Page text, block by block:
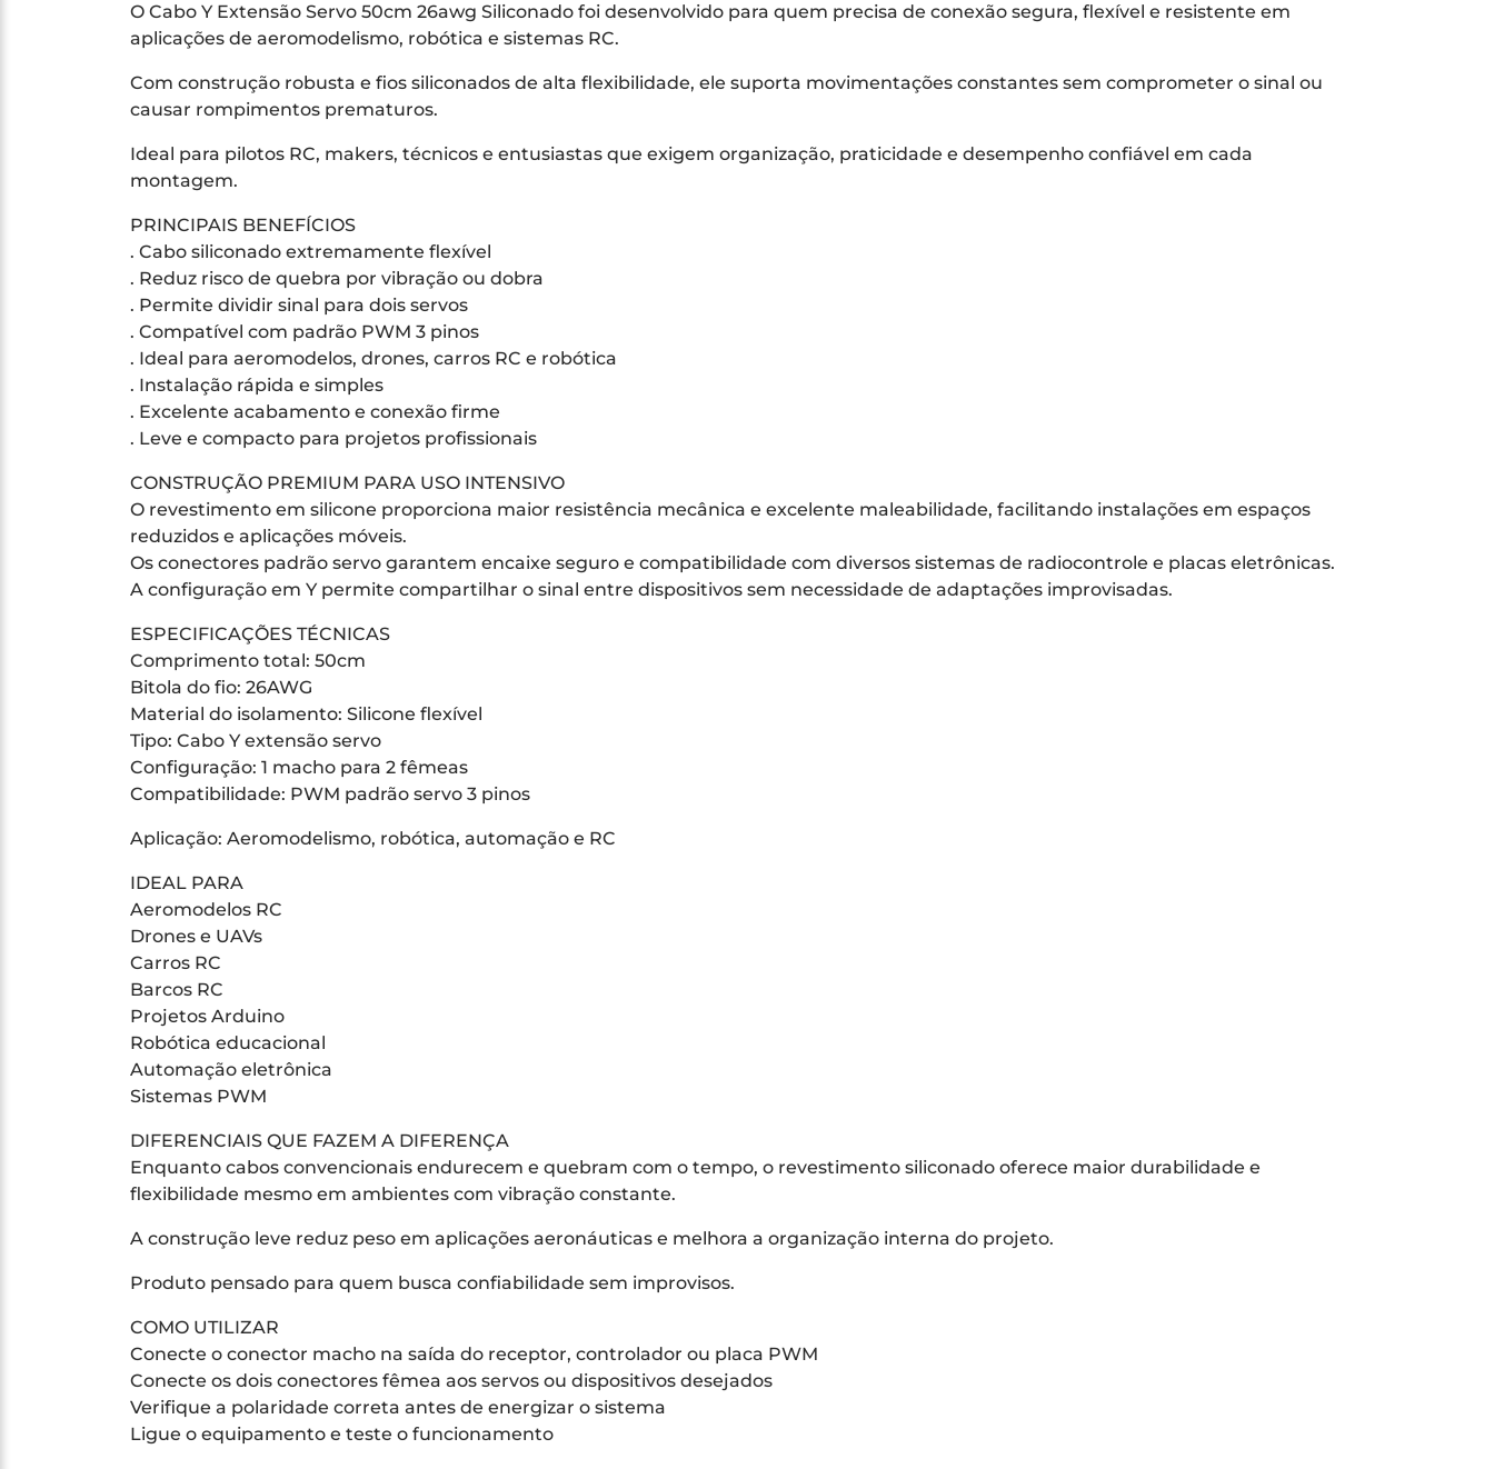
O Cabo Y Extensão Servo 50cm 26awg Siliconado foi desenvolvido para quem precisa de conexão segura, flexível e resistente em
aplicações de aeromodelismo, robótica e sistemas RC.
Com construção robusta e fios siliconados de alta flexibilidade, ele suporta movimentações constantes sem comprometer o sinal ou
causar rompimentos prematuros.
Ideal para pilotos RC, makers, técnicos e entusiastas que exigem organização, praticidade e desempenho confiável em cada
montagem.
PRINCIPAIS BENEFÍCIOS
. Cabo siliconado extremamente flexível
. Reduz risco de quebra por vibração ou dobra
. Permite dividir sinal para dois servos
. Compatível com padrão PWM 3 pinos
. Ideal para aeromodelos, drones, carros RC e robótica
. Instalação rápida e simples
. Excelente acabamento e conexão firme
. Leve e compacto para projetos profissionais
CONSTRUÇÃO PREMIUM PARA USO INTENSIVO
O revestimento em silicone proporciona maior resistência mecânica e excelente maleabilidade, facilitando instalações em espaços
reduzidos e aplicações móveis.
Os conectores padrão servo garantem encaixe seguro e compatibilidade com diversos sistemas de radiocontrole e placas eletrônicas.
A configuração em Y permite compartilhar o sinal entre dispositivos sem necessidade de adaptações improvisadas.
ESPECIFICAÇÕES TÉCNICAS
Comprimento total: 50cm
Bitola do fio: 26AWG
Material do isolamento: Silicone flexível
Tipo: Cabo Y extensão servo
Configuração: 1 macho para 2 fêmeas
Compatibilidade: PWM padrão servo 3 pinos
Aplicação: Aeromodelismo, robótica, automação e RC
IDEAL PARA
Aeromodelos RC
Drones e UAVs
Carros RC
Barcos RC
Projetos Arduino
Robótica educacional
Automação eletrônica
Sistemas PWM
DIFERENCIAIS QUE FAZEM A DIFERENÇA
Enquanto cabos convencionais endurecem e quebram com o tempo, o revestimento siliconado oferece maior durabilidade e
flexibilidade mesmo em ambientes com vibração constante.
A construção leve reduz peso em aplicações aeronáuticas e melhora a organização interna do projeto.
Produto pensado para quem busca confiabilidade sem improvisos.
COMO UTILIZAR
Conecte o conector macho na saída do receptor, controlador ou placa PWM
Conecte os dois conectores fêmea aos servos ou dispositivos desejados
Verifique a polaridade correta antes de energizar o sistema
Ligue o equipamento e teste o funcionamento